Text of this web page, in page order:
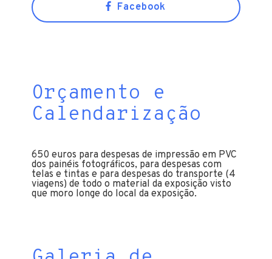
Facebook
Orçamento e
Calendarização
650 euros para despesas de impressão em PVC
dos painéis fotográficos, para despesas com
telas e tintas e para despesas do transporte (4
viagens) de todo o material da exposição visto
que moro longe do local da exposição.